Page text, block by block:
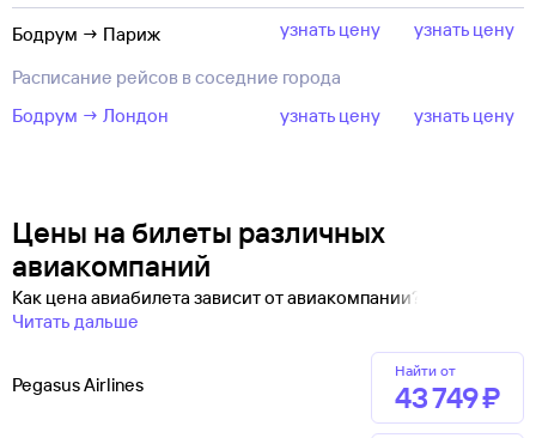
Бодрум → Париж узнать цену узнать цену
Расписание рейсов в соседние города
Бодрум → Лондон
узнать цену узнать цену
Цены на билеты различных
авиакомпаний
Как цена авиабилета зависит от авиакомпании?
Читать дальше
Pegasus Airlines
Найти от
43 ⁠749 ⁠₽